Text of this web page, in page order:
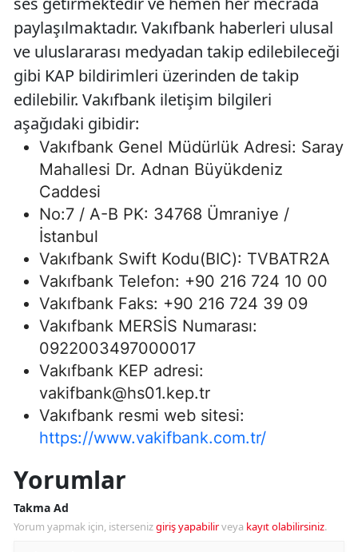
paylaşılmaktadır. Vakıfbank haberleri ulusal
ve uluslararası medyadan takip edilebileceği
gibi KAP bildirimleri üzerinden de takip
edilebilir. Vakıfbank iletişim bilgileri
aşağıdaki gibidir:
Vakıfbank Genel Müdürlük Adresi: Saray
Mahallesi Dr. Adnan Büyükdeniz
Caddesi
No:7 / A-B PK: 34768 Ümraniye /
İstanbul
Vakıfbank Swift Kodu(BIC): TVBATR2A
Vakıfbank Telefon: +90 216 724 10 00
Vakıfbank Faks: +90 216 724 39 09
Vakıfbank MERSİS Numarası:
0922003497000017
Vakıfbank KEP adresi:
vakifbank@hs01.kep.tr
Vakıfbank resmi web sitesi:
https://www.vakifbank.com.tr/
Yorumlar
Takma Ad
Yorum yapmak için, istersenizgiriş yapabilirveya kayıt olabilirsiniz.